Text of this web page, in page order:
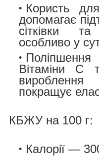
Користь
допомагає
сітківки
особливо у
Вітаміни С
покращує
КБЖУ на 100 г:
Калорії —